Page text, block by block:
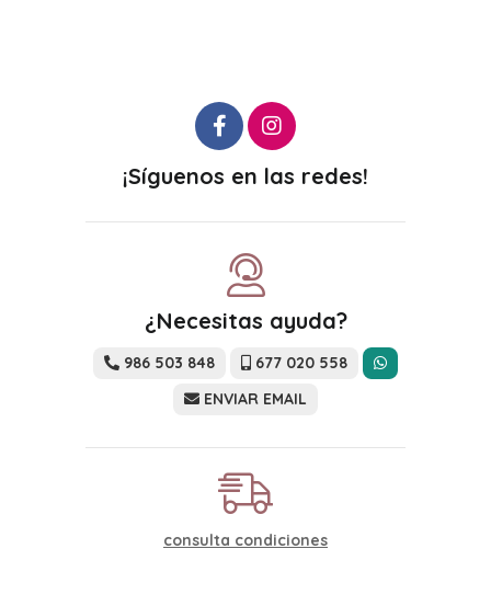
¡Síguenos en las redes!
¿Necesitas ayuda?
986 503 848
677 020 558
ENVIAR EMAIL
consulta condiciones